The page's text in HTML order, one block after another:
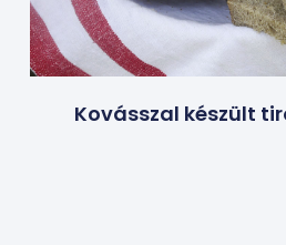
Kovásszal készült